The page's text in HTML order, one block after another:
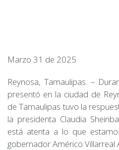
Marzo 31 de 2025
Reynosa, Tamaulipas. –
presentó en la ciudad de
de Tamaulipas tuvo la
la presidenta Claudia
está atenta a lo que
gobernador Américo Villarreal